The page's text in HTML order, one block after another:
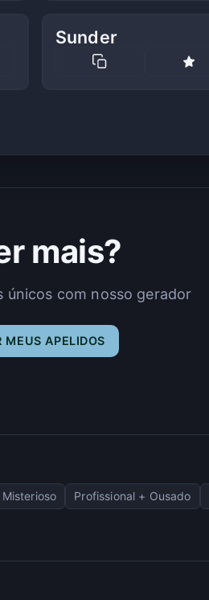
Sunder
mais?
únicos com nosso gerador
MEUS APELIDOS
Profissional + Ousado